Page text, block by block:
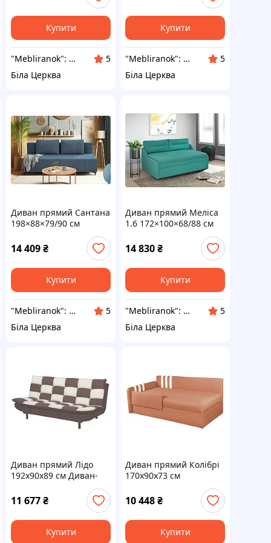
Купити
"Mebliranok": Виробник меблів для дому, офісу, салону
5
Біла Церква
Купити
"Mebliranok": Виробник меблів для дому, офісу, салону
5
Біла Церква
Диван прямий Сантана
198×88×79/90 см
Зручний розкладний
диван М'який диван
14 409₴
Купити
"Mebliranok": Виробник меблів для дому, офісу, салону
5
Біла Церква
Диван прямий Меліса
1.6 172×100×68/88 см
Розкладний диван для
дому Гарний диван
14 830₴
Купити
"Mebliranok": Виробник меблів для дому, офісу, салону
5
Біла Церква
Диван прямий Лідо
192х90х89 см Диван-
Компактний диван
11 677₴
Купити
Диван прямий Колібрі
170х90х73 см
Розкладний диван для
дітей Диван
підлітковий
10 448₴
Купити